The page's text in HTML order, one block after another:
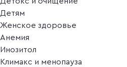
Детям
Женское здоровье
Анемия
Инозитол
Климакс и менопауза